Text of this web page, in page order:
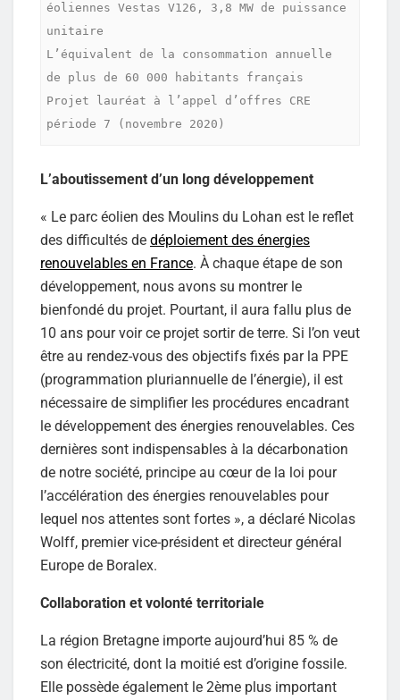
éoliennes Vestas V126, 3,8 MW de puissance
unitaire
L’équivalent de la consommation annuelle
de plus de 60 000 habitants français
Projet lauréat à l’appel d’offres CRE
période 7 (novembre 2020)
L’aboutissement d’un long développement
« Le parc éolien des Moulins du Lohan est le reflet
des difficultés de déploiement des énergies
renouvelables en France. À chaque étape de son
développement, nous avons su montrer le
bienfondé du projet. Pourtant, il aura fallu plus de
10 ans pour voir ce projet sortir de terre. Si l’on veut
être au rendez-vous des objectifs fixés par la PPE
(programmation pluriannuelle de l’énergie), il est
nécessaire de simplifier les procédures encadrant
le développement des énergies renouvelables. Ces
dernières sont indispensables à la décarbonation
de notre société, principe au cœur de la loi pour
l’accélération des énergies renouvelables pour
lequel nos attentes sont fortes », a déclaré Nicolas
Wolff, premier vice-président et directeur général
Europe de Boralex.
Collaboration et volonté territoriale
La région Bretagne importe aujourd’hui 85 % de
son électricité, dont la moitié est d’origine fossile.
Elle possède également le 2ème plus important